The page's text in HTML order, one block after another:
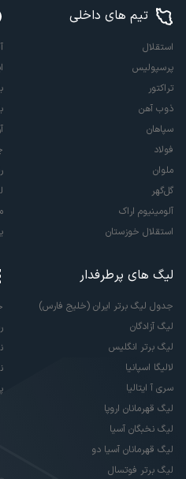
تیم های داخلی
استقلال
پرسپولیس
تراکتور
ذوب آهن
سپاهان
فولاد
ملوان
گل‌گهر
آلومینیوم اراک
استقلال خوزستان
لیگ های پرطرفدار
جدول لیگ برتر ایران (خلیج فارس)
لیگ آزادگان
لیگ برتر انگلیس
لالیگا اسپانیا
سری آ ایتالیا
لیگ قهرمانان اروپا
لیگ نخبگان آسیا
لیگ قهرمانان آسیا دو
لیگ برتر فوتسال